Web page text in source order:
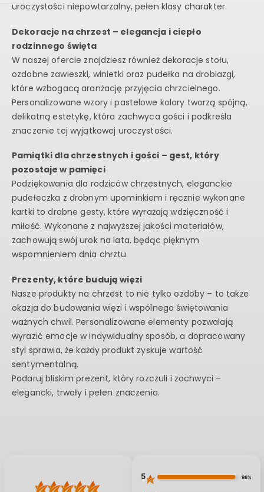
uroczystości niepowtarzalny, pełen klasy charakter.
Dekoracje na chrzest – elegancja i ciepło
rodzinnego święta
W naszej ofercie znajdziesz również dekoracje stołu,
ozdobne zawieszki, winietki oraz pudełka na drobiazgi,
które wzbogacą aranżację przyjęcia chrzcielnego.
Personalizowane wzory i pastelowe kolory tworzą spójną,
delikatną estetykę, która zachwyca gości i podkreśla
znaczenie tej wyjątkowej uroczystości.
Pamiątki dla chrzestnych i gości – gest, który
pozostaje w pamięci
Podziękowania dla rodziców chrzestnych, eleganckie
pudełeczka z drobnym upominkiem i ręcznie wykonane
kartki to drobne gesty, które wyrażają wdzięczność i
miłość. Wykonane z najwyższej jakości materiałów,
zachowują swój urok na lata, będąc pięknym
wspomnieniem dnia chrztu.
Prezenty, które budują więzi
Nasze produkty na chrzest to nie tylko ozdoby – to także
okazja do budowania więzi i wspólnego świętowania
ważnych chwil. Personalizowane elementy pozwalają
wyrazić emocje w indywidualny sposób, a dopracowany
styl sprawia, że każdy produkt zyskuje wartość
sentymentalną.
Podaruj bliskim prezent, który rozczuli i zachwyci –
elegancki, trwały i pełen znaczenia.
5 98%